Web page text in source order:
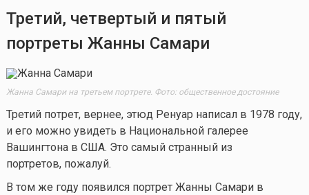
Третий, четвертый и пятый
портреты Жанны Самари
Жанна Самари на третьем портрете. Фото: общественное достояние
Третий потрет, вернее, этюд Ренуар написал в 1978 году,
и его можно увидеть в Национальной галерее
Вашингтона в США. Это самый странный из
портретов, пожалуй.
В том же году появился портрет Жанны Самари в